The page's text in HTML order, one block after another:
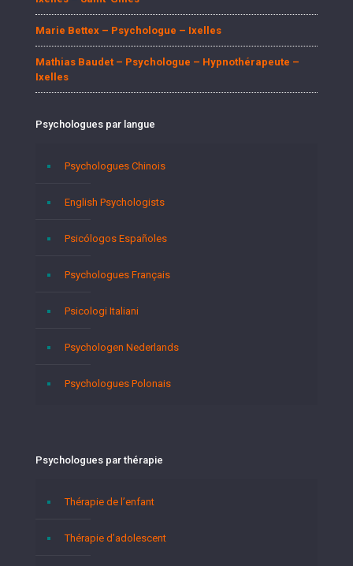
Marie Bettex – Psychologue – Ixelles
Mathias Baudet – Psychologue – Hypnothérapeute –
Ixelles
Psychologues par langue
Psychologues Chinois
English Psychologists
Psicólogos Españoles
Psychologues Français
Psicologi Italiani
Psychologen Nederlands
Psychologues Polonais
Psychologues par thérapie
Thérapie de l’enfant
Thérapie d’adolescent